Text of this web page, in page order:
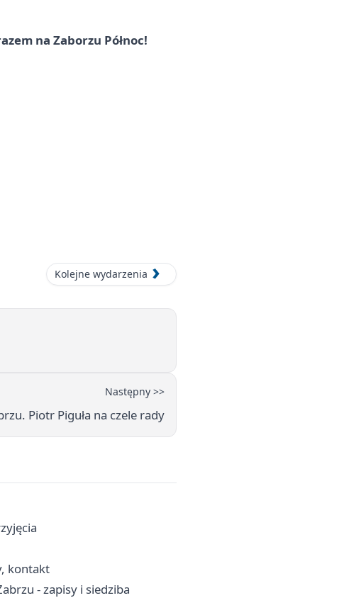
na Zaborzu Północ!
Kolejne wydarzenia
Następny >>
Piotr Piguła na czele rady
kontakt
- zapisy i siedziba